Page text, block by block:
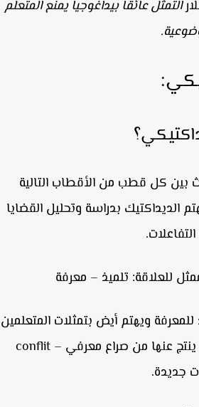
التمثل عائقا بيداغوجيا يمنع المتعلم
كل قطب من الأقطاب التالية
الديداكتيك بدراسة وتحليل القضايا
للعلاقة: تلميذ – معرفة
ويهتم أيض بتمثلات المتعلمين
عن مختلف المعارف وما ينتج عنها من صراع معرفي – conflit